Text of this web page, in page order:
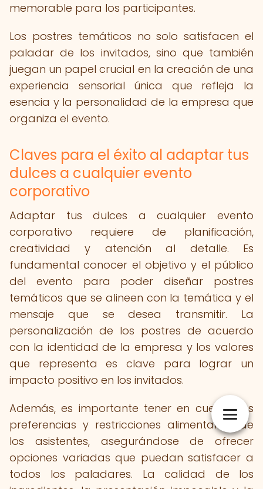
memorable para los participantes.
Los postres temáticos no solo satisfacen el
paladar de los invitados, sino que también
juegan un papel crucial en la creación de una
experiencia sensorial única que refleja la
esencia y la personalidad de la empresa que
organiza el evento.
Claves para el éxito al adaptar tus
dulces a cualquier evento
corporativo
Adaptar tus dulces a cualquier evento
corporativo requiere de planificación,
creatividad y atención al detalle. Es
fundamental conocer el objetivo y el público
del evento para poder diseñar postres
temáticos que se alineen con la temática y el
mensaje que se desea transmitir. La
personalización de los postres de acuerdo
con la identidad de la empresa y los valores
que representa es clave para lograr un
impacto positivo en los invitados.
Además, es importante tener en cuenta las
preferencias y restricciones alimentarias de
los asistentes, asegurándose de ofrecer
opciones variadas que puedan satisfacer a
todos los paladares. La calidad de los